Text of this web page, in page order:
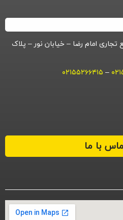
امام رضا – خیابان نور – پلاک
– ۰۲۱۵۵۲۶۶۴۱۵
با ما